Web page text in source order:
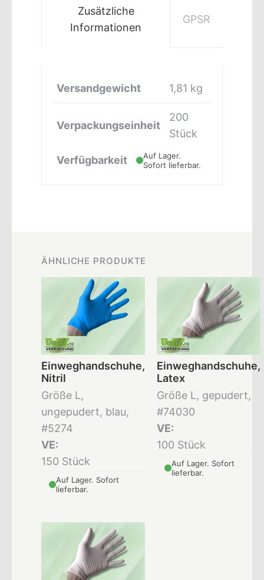
Zusätzliche
Informationen
GPSR
Versandgewicht 1,81 kg
Verpackungseinheit
200
Stück
Verfügbarkeit
Auf Lager.
Sofort lieferbar.
ÄHNLICHE PRODUKTE
Einweghandschuhe,
Nitril
Größe L,
ungepudert, blau,
#5274
VE:
150 Stück
Auf Lager. Sofort
lieferbar.
Einweghandschuhe,
Latex
Größe L, gepudert,
#74030
VE:
100 Stück
Auf Lager. Sofort
lieferbar.